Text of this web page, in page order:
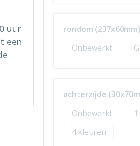
uur
een
rondom (237x60mm)
Onbewerkt
achterzijde
Onbewerkt
1
4